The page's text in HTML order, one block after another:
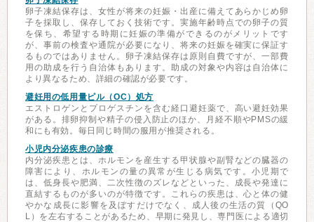
卵子凍結保存は、女性が将来の妊娠・出産に備えてあらかじめ卵
子を採取し、保存しておく技術です。実施年齢時点での卵子の質
を保ち、希望する時期に妊娠の準備ができるのがメリットです
が、事前の検査や通院が必要になり、将来の妊娠を確実に保証す
るものではありません。卵子凍結保存は原則自費ですが、一部費
用の助成を行う自治体もあります。助成の対象や内容は自治体に
より異なるため、詳細の確認が必要です。
避妊用の低用量ピル（OC）処方
エストロゲンとプロゲスチンを含む経口避妊薬で、高い避妊効果
がある。排卵抑制や精子の侵入防止のほか、月経不順やPMSの緩
和にも有効。毎日同じ時間の服用が推奨される。
小児内分泌疾患の診療
内分泌疾患とは、ホルモンを産生する甲状腺や副腎などの臓器の
障害により、ホルモンの量の異常が生じる病気です。小児期で
は、低身長や肥満、二次性徴のズレなどといった、成長や発達に
直結するものが多いのが特徴です。これらの疾患は、心と体の健
やかな成長に影響を及ぼすだけでなく、成人後の生活の質（QO
L）を左右することがあるため、早期に発見し、専門医による適切